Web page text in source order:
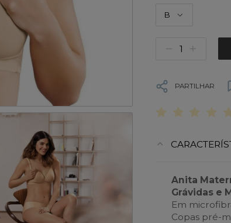
B
PARTILHAR
Anita
Grávidas e
Em
Copas pré-